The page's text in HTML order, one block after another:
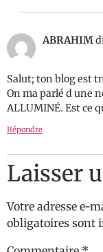
ABRAHIM
Salut; ton blog est
On ma parlé d une
ALLUMINÉ. Est ce
Répondre
Laisser
Votre adresse e-
obligatoires sont